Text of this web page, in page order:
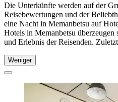
Die Unterkünfte werden auf der
Reisebewertungen und der
eine Nacht in Memanbetsu auf
Hotels in Memanbetsu
und Erlebnis der Reisenden.
Weniger